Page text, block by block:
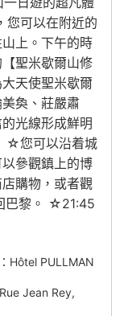
您可以在附近的
上。下午的時
聖米歇爾山修
天使聖米歇爾
奐、莊嚴肅
光線形成鮮明
☆您可以沿着城
參觀鎮上的博
購物，或者觀
巴黎。 ☆21:45
Hôtel PULLMAN
Jean Rey,